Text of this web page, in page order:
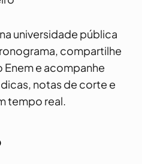
universidade pública
compartilhe
Enem e acompanhe
notas de corte e
tempo real.